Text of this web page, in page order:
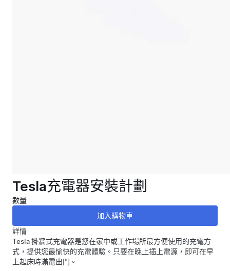
Tesla充電器安裝計劃
數量
詳情
Tesla掛牆式充電器是您在家中或工作場所最方便使用的充電方
式，提供您最愉快的充電體驗。只要在晚上插上電源，即可在早
上起床時滿電出門。